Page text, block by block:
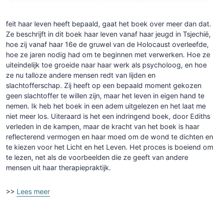
feit haar leven heeft bepaald, gaat het boek over meer dan dat.
Ze beschrijft in dit boek haar leven vanaf haar jeugd in Tsjechië,
hoe zij vanaf haar 16e de gruwel van de Holocaust overleefde,
hoe ze jaren nodig had om te beginnen met verwerken. Hoe ze
uiteindelijk toe groeide naar haar werk als psycholoog, en hoe
ze nu talloze andere mensen redt van lijden en
slachtofferschap. Zij heeft op een bepaald moment gekozen
geen slachtoffer te willen zijn, maar het leven in eigen hand te
nemen. Ik heb het boek in een adem uitgelezen en het laat me
niet meer los. Uiteraard is het een indringend boek, door Ediths
verleden in de kampen, maar de kracht van het boek is haar
reflecterend vermogen en haar moed om de wond te dichten en
te kiezen voor het Licht en het Leven. Het proces is boeiend om
te lezen, net als de voorbeelden die ze geeft van andere
mensen uit haar therapiepraktijk.
>> Lees meer